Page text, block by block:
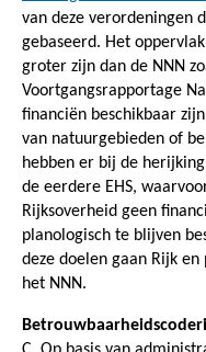
van deze verordeningen
gebaseerd. Het
groter zijn dan de NNN
Voortgangsrapportage
financiën beschikbaar
van natuurgebieden of
hebben er bij de
de eerdere EHS,
Rijksoverheid geen
planologisch te blijven
deze doelen gaan Rijk
het NNN.